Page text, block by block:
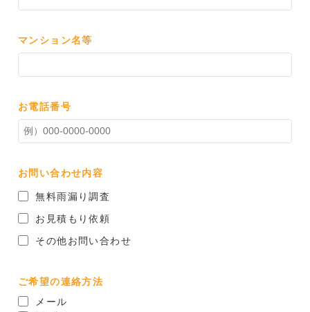
マンション名等
お電話番号
お問い合わせ内容
無料雨漏り調査
お見積もり依頼
その他お問い合わせ
ご希望の連絡方法
メール